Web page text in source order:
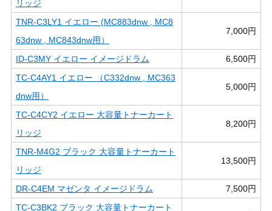
リッジ
TNR-C3LY1 イエロー (MC883dnw , MC8
63dnw , MC843dnw用）
7,000円
ID-C3MY イエロー イメージドラム
6,500円
TC-C4AY1 イエロー （C332dnw , MC363
dnw用）
5,000円
TC-C4CY2 イエロー 大容量トナーカート
リッジ
8,200円
TNR-M4G2 ブラック 大容量トナーカート
リッジ
13,500円
DR-C4EM マゼンタ イメージドラム
7,500円
TC-C3BK2 ブラック 大容量トナーカート